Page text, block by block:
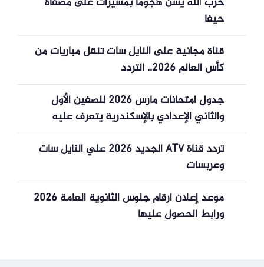
حيفا
قناة مجانية على النايل سات تنقل مباريات من
كأس العالم 2026.. التردد
جدول امتحانات مارس 2026 للصفين الأول
والثاني الإعدادي بالإسكندرية يتعرف عليه
الطلاب والأولياء
تردد قناة ATV الجديد 2026 علي النايل سات
وعربسات
موعد إعلان أرقام جلوس الثانوية العامة 2026
ورابط الحصول عليها